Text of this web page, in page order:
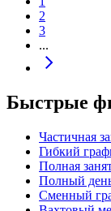
2
3
...
Быстрые
Частичная
Гибкий
Полная
Полный
Сменный